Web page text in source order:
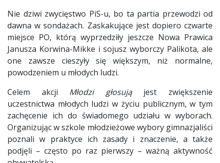
Nie dziwi zwycięstwo PiS-u, bo ta partia przewodzi od
dawna w sondażach. Zaskakujące jest dopiero czwarte
miejsce PO, którą wyprzedziły jeszcze Nowa Prawica
Janusza Korwina-Mikke i sojusz wyborczy Palikota, ale
one zawsze cieszyły się większym, niż normalne,
powodzeniem u młodych ludzi.
Celem akcji Młodzi głosująjest zwiększenie
uczestnictwa młodych ludzi w życiu publicznym, w tym
zachęcenie ich do świadomego udziału w wyborach.
Organizując w szkole młodzieżowe wybory gimnazjaliści
poznali w praktyce ich zasady i znaczenie, a także
podjęli – często po raz pierwszy – ważną aktywność